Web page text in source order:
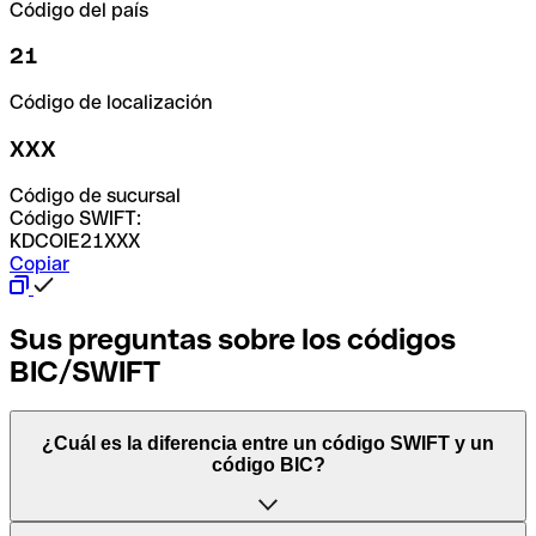
Código del país
21
Código de localización
XXX
Código de sucursal
Código SWIFT:
KDCOIE21XXX
Copiar
Sus preguntas sobre los códigos
BIC/SWIFT
¿Cuál es la diferencia entre un código SWIFT y un
código BIC?